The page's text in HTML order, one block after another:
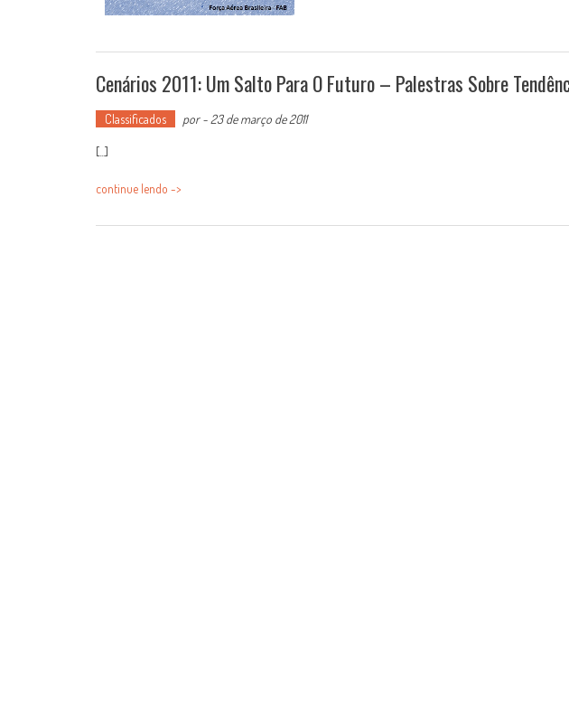
Cenários 2011: Um Salto Para O Futuro – Palestras Sobre
Classificados por-23 de março de 2011
[...]
continue lendo ->